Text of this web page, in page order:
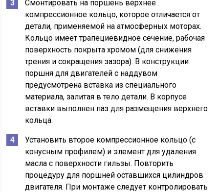
Смонтировать на поршень верхнее
компрессионное кольцо, которое отличается от
детали, применяемой на атмосферных моторах.
Кольцо имеет трапециевидное сечение, рабочая
поверхность покрыта хромом (для снижения
трения и сокращения зазора). В конструкции
поршня для двигателей с наддувом
предусмотрена вставка из специального
материала, залитая в тело детали. В корпусе
вставки выполнен паз для размещения верхнего
кольца.
Установить второе компрессионное кольцо (с
конусным профилем) и элемент для удаления
масла с поверхности гильзы. Повторить
процедуру для поршней оставшихся цилиндров
двигателя. При монтаже следует контролировать